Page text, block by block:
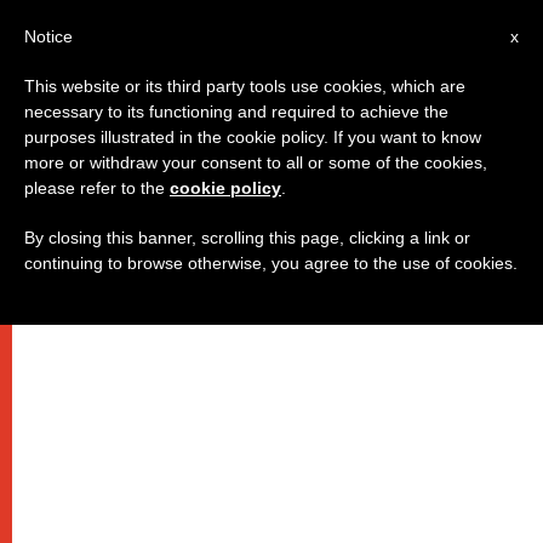
البابا فرنسيس: التطويبات هي
"الوصايا الجديدة"
x
Notice
This website or its third party tools use cookies, which are
necessary to its functioning and required to achieve the
purposes illustrated in the cookie policy. If you want to know
more or withdraw your consent to all or some of the cookies,
please refer to the cookie policy
By closing this banner, scrolling this page, clicking a link or
continuing to browse otherwise, you agree to the use of cookies.